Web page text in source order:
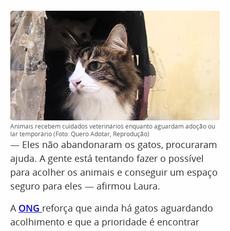
Animais recebem cuidados veterinários enquanto aguardam adoção ou
lar temporário (Foto: Quero Adotar, Reprodução)
— Eles não abandonaram os gatos, procuraram
ajuda. A gente está tentando fazer o possível
para acolher os animais e conseguir um espaço
seguro para eles — afirmou Laura.
A ONG reforça que ainda há gatos aguardando
acolhimento e que a prioridade é encontrar